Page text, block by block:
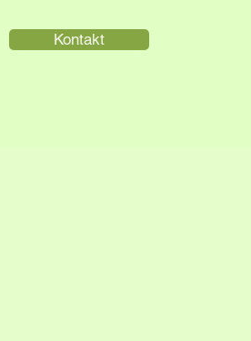
Kontakt